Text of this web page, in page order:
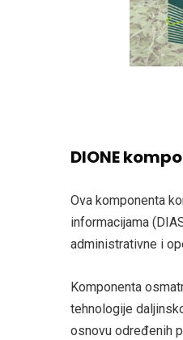
DIONE
Ova komponenta
informacijama
administrativne i
Komponenta
tehnologije
osnovu određenih